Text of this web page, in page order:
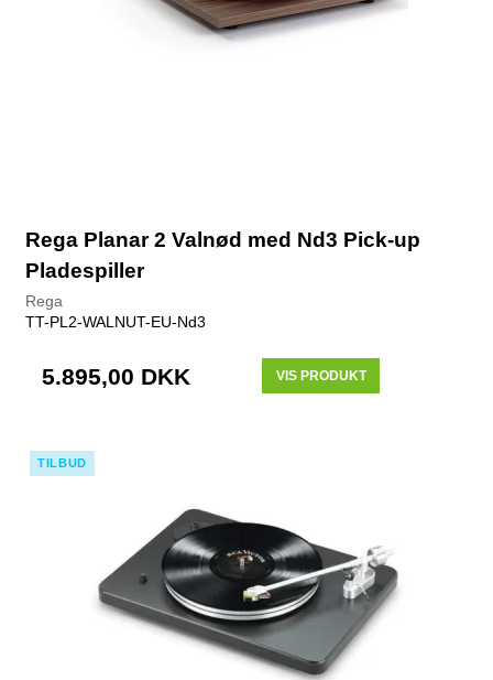
Rega Planar 2 Valnød med Nd3 Pick-up
Pladespiller
Rega
TT-PL2-WALNUT-EU-Nd3
5.895,00 DKK VIS PRODUKT
TILBUD